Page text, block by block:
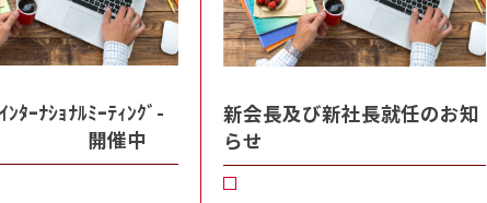
ﾀｰﾅｼｮﾅﾙﾐｰﾃｨﾝｸﾞ-
開催中
新会長及び新社長就任のお知
らせ